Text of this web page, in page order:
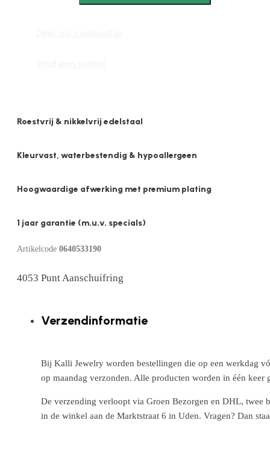
Roestvrij & nikkelvrij edelstaal
Kleurvast, waterbestendig & hypoallergeen
Hoogwaardige afwerking met premium plating
1 jaar garantie (m.u.v. specials)
Artikelcode 0640533190
4053 Punt Aanschuifring
Verzendinformatie
Bij Kalli Jewelry worden bestellingen die op een werkdag
op maandag verzonden. Alle producten worden in één
De verzending verloopt via Groen Bezorgen en DHL, twee
in de winkel aan de Marktstraat 6 in Uden. Vragen? Dan